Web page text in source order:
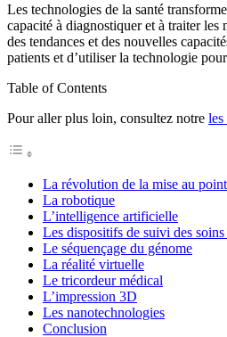
Les technologies de la santé
capacité à diagnostiquer et à traiter
des tendances et des nouvelles
patients et d’utiliser la technologie
Table of Contents
Pour aller plus loin, consultez notre
La révolution de la mise au
La robotique
L’intelligence artificielle
Les dispositifs de suivi des soins
Le séquençage du génome
La réalité virtuelle
Le tricordeur médical
L’impression 3D
Les nanotechnologies
Conclusion